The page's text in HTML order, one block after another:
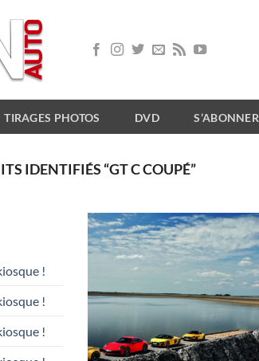
TIRAGES PHOTOS DVD S’ABONNER
IDENTIFIÉS “GT C COUPÉ”
!
!
!